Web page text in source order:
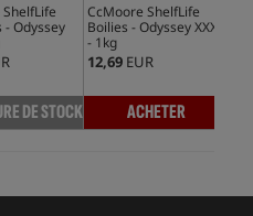
- Odyssey
DE STOCK
CcMoore ShelfLife
Boilies - Odyssey XXX
- 1kg
12,69 EUR
ACHETER